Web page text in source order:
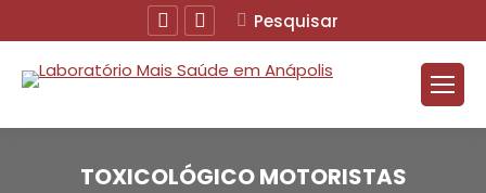
FacebookInstagramBuscar
Pesquisar
TOXICOLÓGICO MOTORISTAS